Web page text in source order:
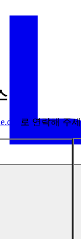
로 연락해 주